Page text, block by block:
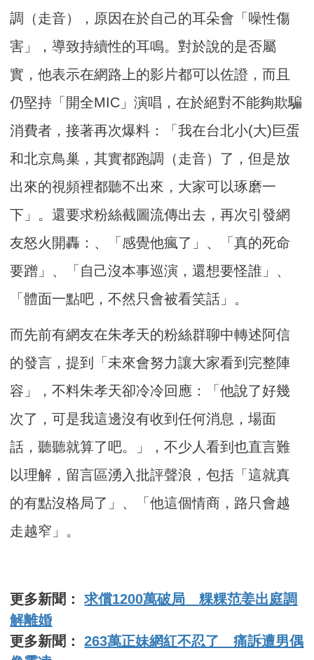
調（走音），原因在於自己的耳朵會「噪性傷
害」，導致持續性的耳鳴。對於說的是否屬
實，他表示在網路上的影片都可以佐證，而且
仍堅持「開全MIC」演唱，在於絕對不能夠欺騙
消費者，接著再次爆料：「我在台北小(大)巨蛋
和北京鳥巢，其實都跑調（走音）了，但是放
出來的視頻裡都聽不出來，大家可以琢磨一
下」。還要求粉絲截圖流傳出去，再次引發網
友怒火開轟：、「感覺他瘋了」、「真的死命
要蹭」、「自己沒本事巡演，還想要怪誰」、
「體面一點吧，不然只會被看笑話」。
而先前有網友在朱孝天的粉絲群聊中轉述阿信
的發言，提到「未來會努力讓大家看到完整陣
容」，不料朱孝天卻冷冷回應：「他說了好幾
次了，可是我這邊沒有收到任何消息，場面
話，聽聽就算了吧。」，不少人看到也直言難
以理解，留言區湧入批評聲浪，包括「這就真
的有點沒格局了」、「他這個情商，路只會越
走越窄」。
更多新聞：求償1200萬破局 粿粿范姜出庭調
解離婚
更多新聞：263萬正妹網紅不忍了 痛訴遭男偶